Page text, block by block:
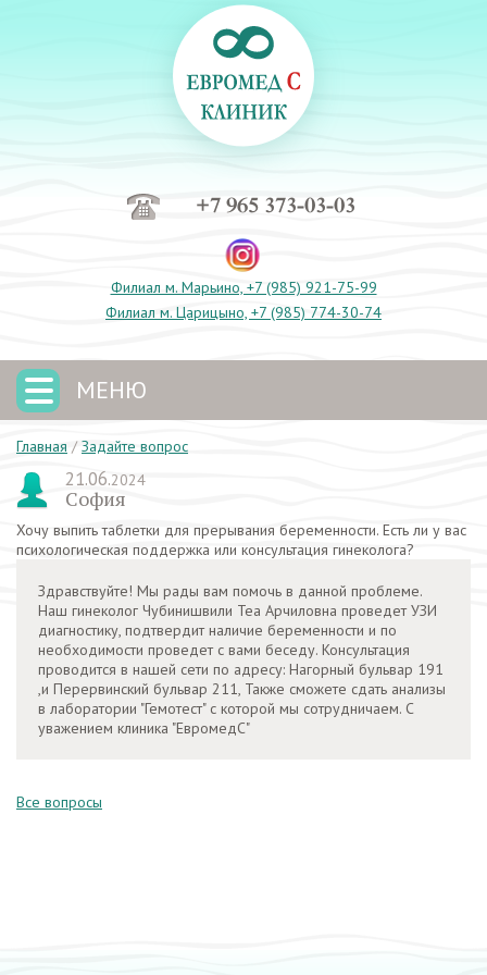
+7 965 373-03-03
Филиал м. Марьино, +7 (985) 921-75-99
Филиал м. Царицыно, +7 (985) 774-30-74
МЕНЮ
Главная /Задайте вопрос
21.06.2024
София
Хочу выпить таблетки для прерывания беременности. Есть ли у вас
психологическая поддержка или консультация гинеколога?
Здравствуйте! Мы рады вам помочь в данной проблеме.
Наш гинеколог Чубинишвили Теа Арчиловна проведет УЗИ
диагностику, подтвердит наличие беременности и по
необходимости проведет с вами беседу. Консультация
проводится в нашей сети по адресу: Нагорный бульвар 191
,и Перервинский бульвар 211, Также сможете сдать анализы
в лаборатории "Гемотест" с которой мы сотрудничаем. С
уважением клиника "ЕвромедС"
Все вопросы